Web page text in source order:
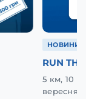
НОВИНИ
RUN
5 км, 10
вересня